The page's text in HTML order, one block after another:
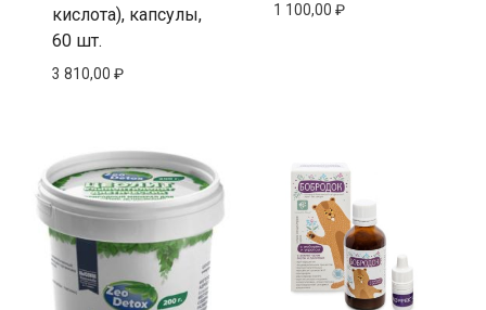
кислота), капсулы,
60 шт.
3 810,00 ₽
1 100,00 ₽